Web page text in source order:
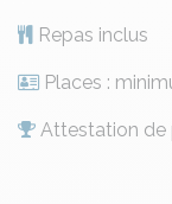
Repas inclus
Places :
Attestation de